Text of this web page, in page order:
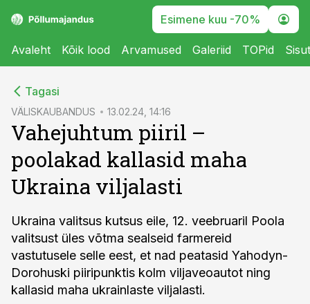
Esimene kuu -70%
Avaleht Kõik lood Arvamused Galeriid TOPid
Tagasi
VÄLISKAUBANDUS 13.02.24, 14:16
Vahejuhtum piiril –
poolakad kallasid maha
Ukraina viljalasti
Ukraina valitsus kutsus eile, 12. veebruaril Poola
valitsust üles võtma sealseid farmereid
vastutusele selle eest, et nad peatasid Yahodyn-
Dorohuski piiripunktis kolm viljaveoautot ning
kallasid maha ukrainlaste viljalasti.